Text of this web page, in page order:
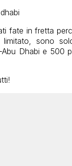
fate in fretta
limitato, sono
Abu Dhabi e 500